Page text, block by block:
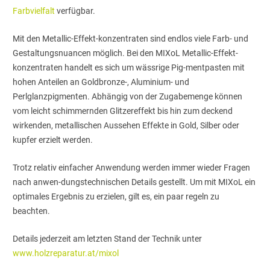
Farbvielfalt verfügbar.
Mit den Metallic-Effekt-konzentraten sind endlos viele Farb- und
Gestaltungsnuancen möglich. Bei den MIXoL Metallic-Effekt-
konzentraten handelt es sich um wässrige Pig-mentpasten mit
hohen Anteilen an Goldbronze-, Aluminium- und
Perlglanzpigmenten. Abhängig von der Zugabemenge können
vom leicht schimmernden Glitzereffekt bis hin zum deckend
wirkenden, metallischen Aussehen Effekte in Gold, Silber oder
kupfer erzielt werden.
Trotz relativ einfacher Anwendung werden immer wieder Fragen
nach anwen-dungstechnischen Details gestellt. Um mit MIXoL ein
optimales Ergebnis zu erzielen, gilt es, ein paar regeln zu
beachten.
Details jederzeit am letzten Stand der Technik unter
www.holzreparatur.at/mixol